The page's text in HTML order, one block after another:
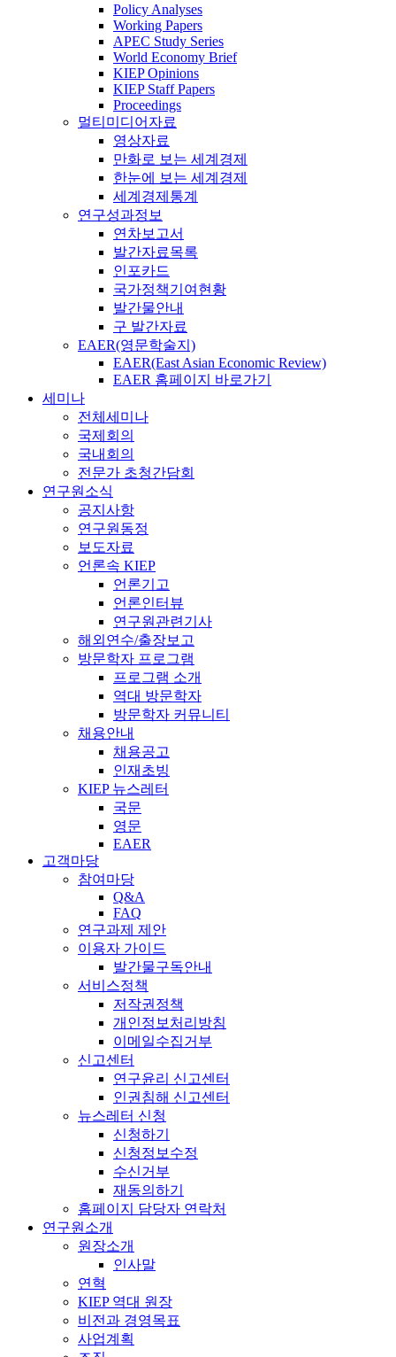
Policy Analyses
Working Papers
APEC Study Series
World Economy Brief
KIEP Opinions
KIEP Staff Papers
Proceedings
멀티미디어자료
영상자료
만화로 보는 세계경제
한눈에 보는 세계경제
세계경제통계
연구성과정보
연차보고서
발간자료목록
인포카드
국가정책기여현황
발간물안내
구 발간자료
EAER(영문학술지)
EAER(East Asian Economic Review)
EAER 홈페이지 바로가기
세미나
전체세미나
국제회의
국내회의
전문가 초청간담회
연구원소식
공지사항
연구원동정
보도자료
언론속 KIEP
언론기고
언론인터뷰
연구원관련기사
해외연수/출장보고
방문학자 프로그램
프로그램 소개
역대 방문학자
방문학자 커뮤니티
채용안내
채용공고
인재초빙
KIEP 뉴스레터
국문
영문
EAER
고객마당
참여마당
Q&A
FAQ
연구과제 제안
이용자 가이드
발간물구독안내
서비스정책
저작권정책
개인정보처리방침
이메일수집거부
신고센터
연구윤리 신고센터
인권침해 신고센터
뉴스레터 신청
신청하기
신청정보수정
수신거부
재동의하기
홈페이지 담당자 연락처
연구원소개
원장소개
인사말
연혁
KIEP 역대 원장
비전과 경영목표
사업계획